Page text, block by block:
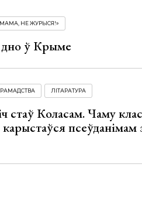
НЕ ЖУРЫСЯ!»
дно ў Крыме
ЛІТАРАТУРА
стаў Коласам. Чаму
псеўданімам